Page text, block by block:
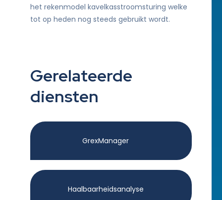
het rekenmodel kavelkasstroomsturing welke
tot op heden nog steeds gebruikt wordt.
Gerelateerde
diensten
GrexManager
Haalbaarheidsanalyse